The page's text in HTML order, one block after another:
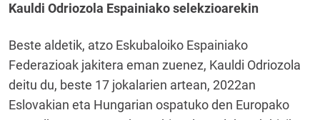
Kauldi Odriozola Espainiako selekzioarekin
Beste aldetik, atzo Eskubaloiko Espainiako
Federazioak jakitera eman zuenez, Kauldi Odriozola
deitu du, beste 17 jokalarien artean, 2022an
Eslovakian eta Hungarian ospatuko den Europako